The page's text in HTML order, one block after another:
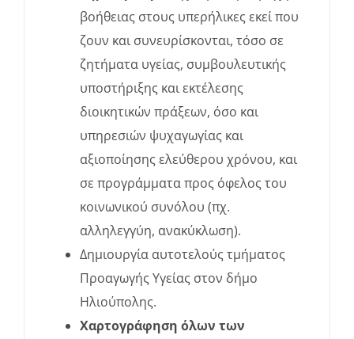
βοήθειας στους υπερήλικες εκεί που
ζουν και συνευρίσκονται, τόσο σε
ζητήματα υγείας, συμβουλευτικής
υποστήριξης και εκτέλεσης
διοικητικών πράξεων, όσο και
υπηρεσιών ψυχαγωγίας και
αξιοποίησης ελεύθερου χρόνου, και
σε προγράμματα προς όφελος του
κοινωνικού συνόλου (πχ.
αλληλεγγύη, ανακύκλωση).
Δημιουργία αυτοτελούς τμήματος
Προαγωγής Υγείας στον δήμο
Ηλιούπολης.
Χαρτογράφηση όλων των